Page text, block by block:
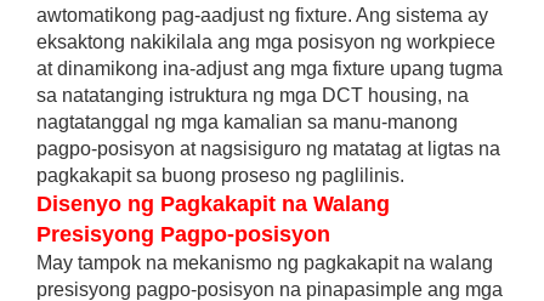
awtomatikong pag-aadjust ng fixture. Ang sistema ay
eksaktong nakikilala ang mga posisyon ng workpiece
at dinamikong ina-adjust ang mga fixture upang tugma
sa natatanging istruktura ng mga DCT housing, na
nagtatanggal ng mga kamalian sa manu-manong
pagpo-posisyon at nagsisiguro ng matatag at ligtas na
pagkakapit sa buong proseso ng paglilinis.
Disenyo ng Pagkakapit na Walang
Presisyong Pagpo-posisyon
May tampok na mekanismo ng pagkakapit na walang
presisyong pagpo-posisyon na pinapasimple ang mga